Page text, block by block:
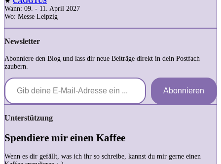
Wann: 09. - 11. April 2027
Wo: Messe Leipzig
Newsletter
Abonniere den Blog und lass dir neue Beiträge direkt in dein Postfach
zaubern.
Gib deine E-Mail-Adresse ein ...
Abonnieren
Unterstützung
Spendiere mir einen Kaffee
Wenn es dir gefällt, was ich ihr so schreibe, kannst du mir gerne einen